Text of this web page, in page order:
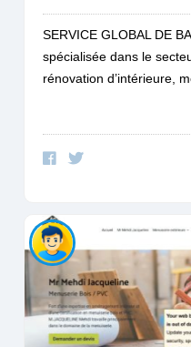
SERVICE GLOBAL DE
spécialisée dans le
rénovation d’intérieure,